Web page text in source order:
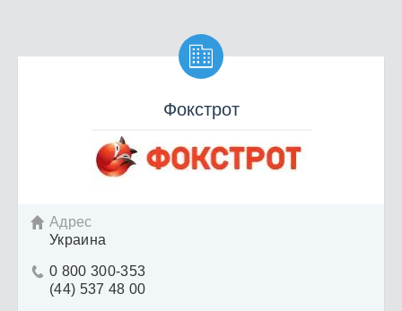

Фокстрот
 Адрес
Украина
 0 800 300-353
(44) 537 48 00